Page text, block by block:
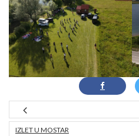
IZLET U MOSTAR